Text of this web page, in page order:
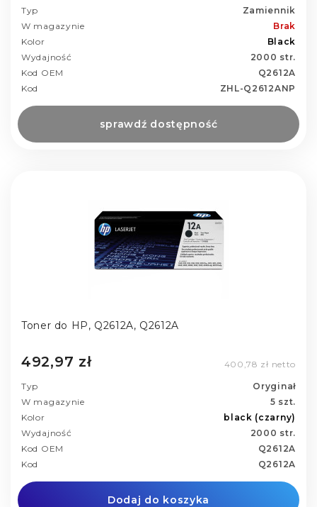
Typ
Zamiennik
W magazynie
Brak
Kolor
Black
Wydajność
2000 str.
Kod OEM
Q2612A
Kod
ZHL-Q2612ANP
sprawdź dostępność
Toner do HP, Q2612A, Q2612A
492,97 zł 400,78 zł netto
Typ
Oryginał
W magazynie
5 szt.
Kolor
black (czarny)
Wydajność
2000 str.
Kod OEM
Q2612A
Kod
Q2612A
Dodaj do koszyka